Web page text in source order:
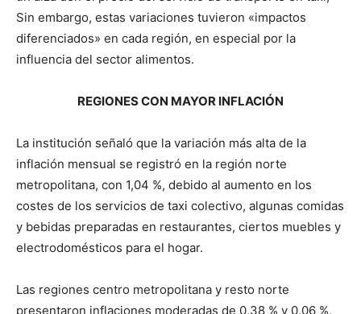
Sin embargo, estas variaciones tuvieron «impactos
diferenciados» en cada región, en especial por la
influencia del sector alimentos.
REGIONES CON MAYOR INFLACIÓN
La institución señaló que la variación más alta de la
inflación mensual se registró en la región norte
metropolitana, con 1,04 %, debido al aumento en los
costes de los servicios de taxi colectivo, algunas comidas
y bebidas preparadas en restaurantes, ciertos muebles y
electrodomésticos para el hogar.
Las regiones centro metropolitana y resto norte
presentaron inflaciones moderadas de 0,38 % y 0,06 %,